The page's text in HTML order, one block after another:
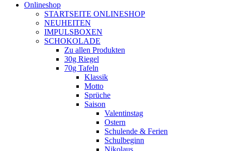
Onlineshop
STARTSEITE ONLINESHOP
NEUHEITEN
IMPULSBOXEN
SCHOKOLADE
Zu allen Produkten
30g Riegel
70g Tafeln
Klassik
Motto
Sprüche
Saison
Valentinstag
Ostern
Schulende & Ferien
Schulbeginn
Nikolaus